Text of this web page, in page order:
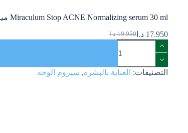
Miraculum Stop ACNE Normalizing serum 30 ml ميراكولوم سيروم إيقاف حب الشباب الطبيعي 30 مل
19.950 د.ا 17.950 د.ا
التصنيفات: العناية بالبشرة, سيروم الوجه